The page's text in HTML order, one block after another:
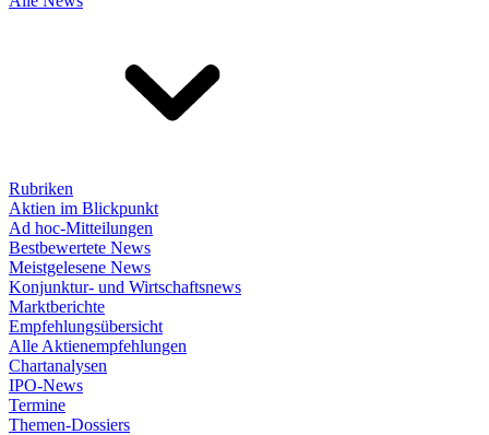
Rubriken
Aktien im Blickpunkt
Ad hoc-Mitteilungen
Bestbewertete News
Meistgelesene News
Konjunktur- und Wirtschaftsnews
Marktberichte
Empfehlungsübersicht
Alle Aktienempfehlungen
Chartanalysen
IPO-News
Termine
Themen-Dossiers